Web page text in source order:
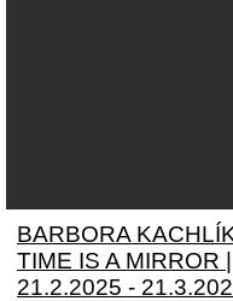
BARBORA
TIME IS A MIRROR |
21.2.2025 -